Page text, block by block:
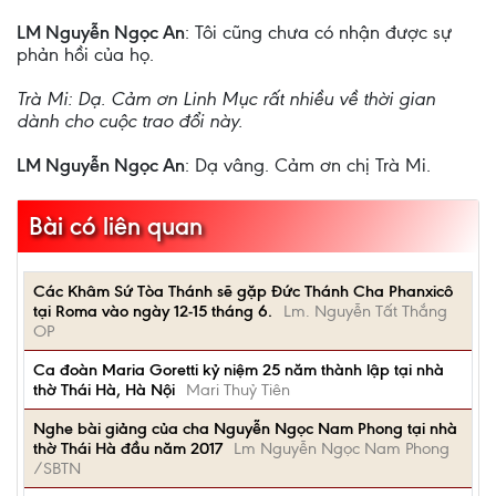
LM Nguyễn Ngọc An: Tôi cũng chưa có nhận được sự
phản hồi của họ.
Trà Mi: Dạ. Cảm ơn Linh Mục rất nhiều về thời gian
dành cho cuộc trao đổi này.
LM Nguyễn Ngọc An: Dạ vâng. Cảm ơn chị Trà Mi.
Bài có liên quan
Các Khâm Sứ Tòa Thánh sẽ gặp Đức Thánh Cha Phanxicô
tại Roma vào ngày 12-15 tháng 6.
Lm. Nguyễn Tất Thắng
OP
Ca đoàn Maria Goretti kỷ niệm 25 năm thành lập tại nhà
thờ Thái Hà, Hà Nội
Mari Thuỷ Tiên
Nghe bài giảng của cha Nguyễn Ngọc Nam Phong tại nhà
thờ Thái Hà đầu năm 2017
Lm Nguyễn Ngọc Nam Phong
/SBTN